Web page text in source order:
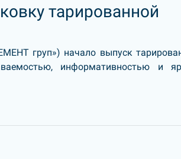
тарированной
груп») начало выпуск
информативностью и